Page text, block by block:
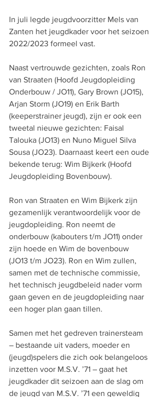
In juli legde jeugdvoorzitter Mels van
Zanten het jeugdkader voor het seizoen
2022/2023 formeel vast.
Naast vertrouwde gezichten, zoals Ron
van Straaten (Hoofd Jeugdopleiding
Onderbouw / JO11), Gary Brown (JO15),
Arjan Storm (JO19) en Erik Barth
(keeperstrainer jeugd), zijn er ook een
tweetal nieuwe gezichten: Faisal
Talouka (JO13) en Nuno Miguel Silva
Sousa (JO23). Daarnaast keert een oude
bekende terug: Wim Bijkerk (Hoofd
Jeugdopleiding Bovenbouw).
Ron van Straaten en Wim Bijkerk zijn
gezamenlijk verantwoordelijk voor de
jeugdopleiding. Ron neemt de
onderbouw (kabouters t/m JO11) onder
zijn hoede en Wim de bovenbouw
(JO13 t/m JO23). Ron en Wim zullen,
samen met de technische commissie,
het technisch jeugdbeleid nader vorm
gaan geven en de jeugdopleiding naar
een hoger plan gaan tillen.
Samen met het gedreven trainersteam
– bestaande uit vaders, moeder en
(jeugd)spelers die zich ook belangeloos
inzetten voor M.S.V. ’71 – gaat het
jeugdkader dit seizoen aan de slag om
de jeugd van M.S.V. ’71 een geweldig